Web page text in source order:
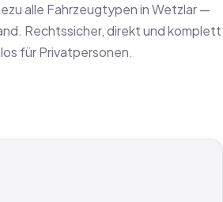
alle Fahrzeugtypen in Wetzlar —
Rechtssicher, direkt und komplett
für Privatpersonen.